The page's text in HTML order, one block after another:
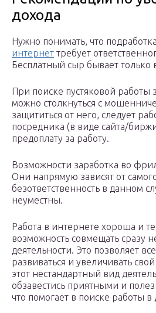
дохода
Нужно понимать, что
интернет требует
Бесплатный сыр бывает
При поиске пустяковой работы
можно столкнуться с
защититься от него, следует
посредника (в виде сайта/
предоплату за работу.
Возможности заработка во
Они напрямую зависят от
безответственность в данном
неуместны.
Работа в интернете хороша и
возможность совмещать сразу
деятельности. Это позволяет
развиваться и увеличивать
этот нестандартный вид
обзавестись приятными и
что помогает в поиске работы